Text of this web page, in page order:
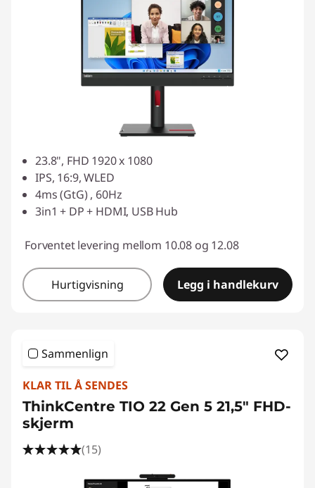
23.8", FHD 1920 x 1080
IPS, 16:9, WLED
4ms (GtG) , 60Hz
3in1 + DP + HDMI, USB Hub
Forventet levering mellom 10.08 og 12.08
Hurtigvisning Legg i handlekurv
Sammenlign
KLAR TIL Å SENDES
ThinkCentre TIO 22 Gen 5 21,5" FHD-
skjerm
(15)